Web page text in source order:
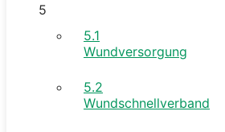
5
5.1
Wundversorgung
5.2
Wundschnellverband